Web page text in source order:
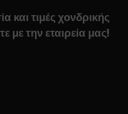
και τιμές χονδρικής
με την εταιρεία μας!